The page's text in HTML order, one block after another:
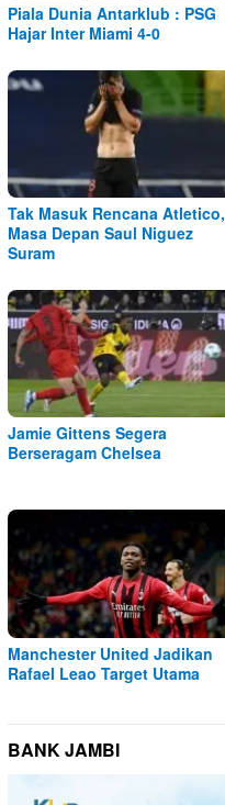
Piala Dunia Antarklub : PSG
Hajar Inter Miami 4-0
Tak Masuk Rencana Atletico,
Masa Depan Saul Niguez
Suram
Jamie Gittens Segera
Berseragam Chelsea
Manchester United Jadikan
Rafael Leao Target Utama
BANK JAMBI